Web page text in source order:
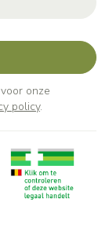
onze
policy.